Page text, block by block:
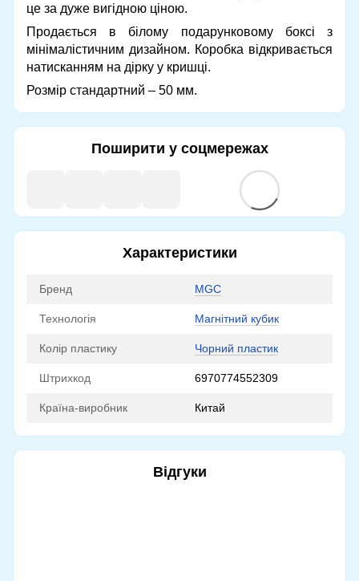
це за дуже вигідною ціною.
Продається в білому подарунковому боксі з
мінімалістичним дизайном. Коробка відкривається
натисканням на дірку у кришці.
Розмір стандартний – 50 мм.
Поширити у соцмережах
Характеристики
Бренд MGC
Технологія Магнітний кубик
Колір пластику Чорний пластик
Штрихкод 6970774552309
Країна-виробник Китай
Відгуки